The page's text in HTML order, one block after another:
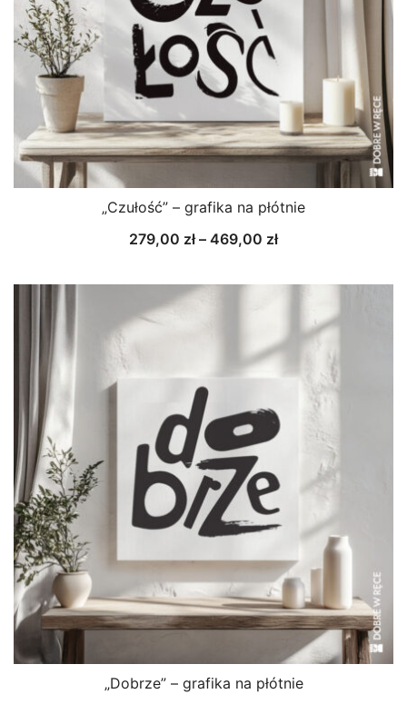
„Czułość” – grafika na płótnie
279,00 zł – 469,00 złZakres
od
469,00 zł
„Dobrze” – grafika na płótnie